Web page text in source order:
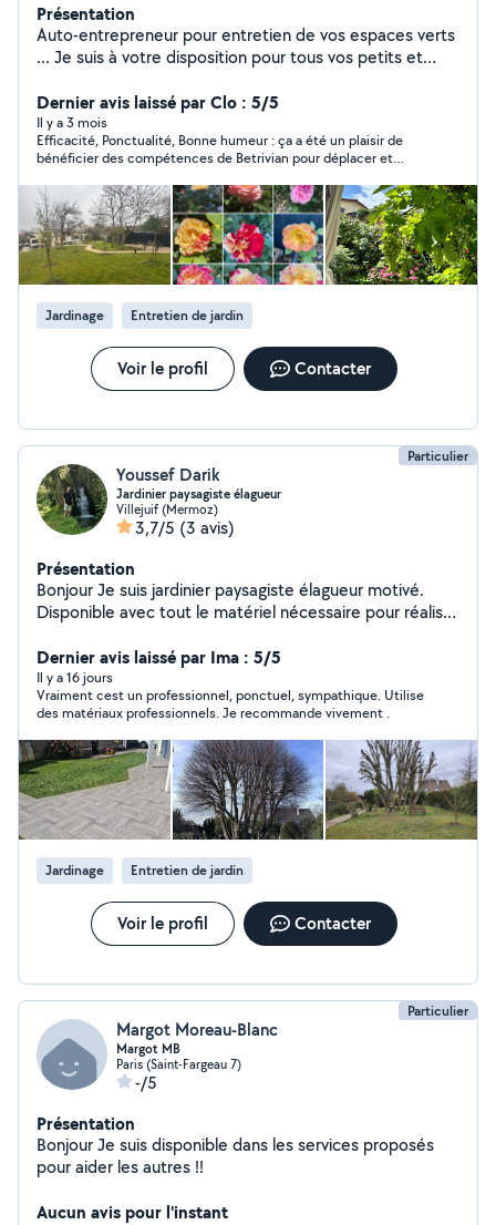
Présentation
Auto-entrepreneur pour entretien de vos espaces verts
... Je suis à votre disposition pour tous vos petits et
la porte du paradis. Si je ne réponds pas, c'est que je
suis hors de mon périmètre de 10 km. Merci de
m'envoyer un SMS. O668357194.
Dernier avis laissé par Clo : 5/5
Il y a 3 mois
Efficacité, Ponctualité, Bonne humeur : ça a été un plaisir de
bénéficier des compétences de Betrivian pour déplacer et
tailler un rosier ancien qui avait vraiment besoin d'être
restructuré. Betrivian m'a également prodigué des conseils
pour le reste du jardin, et il a laissé les lieux absolument
impeccables, emportant avec lui tout les déchets végetaux. Je
ne peux que le recommander chaleureusement et sans aucune
réserve.
Jardinage
Entretien de jardin
Voir le profil Contacter
Particulier
Youssef Darik
Jardinier paysagiste élagueur
Villejuif (Mermoz)
3,7/5 (3 avis)
Présentation
Bonjour Je suis jardinier paysagiste élagueur motivé.
Disponible avec tout le matériel nécessaire pour réalisé
Dernier avis laissé par Ima : 5/5
Il y a 16 jours
Vraiment cest un professionnel, ponctuel, sympathique. Utilise
des matériaux professionnels. Je recommande vivement .
Jardinage Entretien de jardin
Voir le profil Contacter
Particulier
Margot Moreau-Blanc
Margot MB
Paris (Saint-Fargeau 7)
-/5
Présentation
Bonjour Je suis disponible dans les services proposés
pour aider les autres !!
Aucun avis pour l'instant